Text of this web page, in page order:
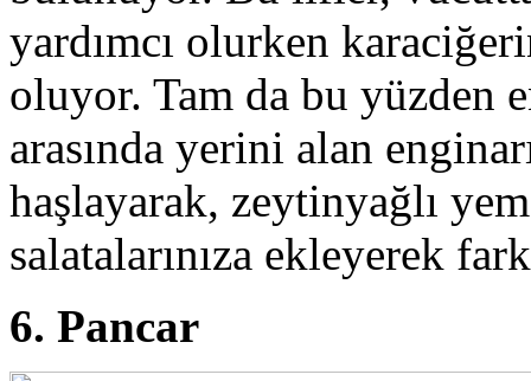
yardımcı olurken
oluyor. Tam da bu yüzden
arasında yerini alan
haşlayarak, zeytinyağlı
salatalarınıza ekleyerek
6. Pancar